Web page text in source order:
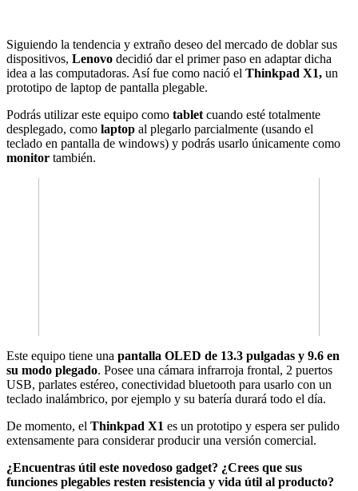
Siguiendo la tendencia y extraño deseo del mercado de doblar sus
dispositivos, Lenovo decidió dar el primer paso en adaptar dicha
idea a las computadoras. Así fue como nació el Thinkpad X1, un
prototipo de laptop de pantalla plegable.
Podrás utilizar este equipo como tablet cuando esté totalmente
desplegado, como laptop al plegarlo parcialmente (usando el
teclado en pantalla de windows) y podrás usarlo únicamente como
monitor también.
Este equipo tiene una pantalla OLED de 13.3 pulgadas y 9.6 en
su modo plegado. Posee una cámara infrarroja frontal, 2 puertos
USB, parlates estéreo, conectividad bluetooth para usarlo con un
teclado inalámbrico, por ejemplo y su batería durará todo el día.
De momento, el Thinkpad X1 es un prototipo y espera ser pulido
extensamente para considerar producir una versión comercial.
¿Encuentras útil este novedoso gadget? ¿Crees que sus
funciones plegables resten resistencia y vida útil al producto?